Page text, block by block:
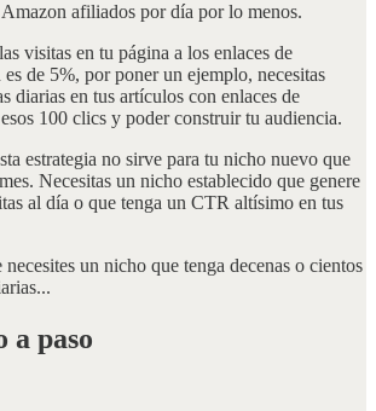
afiliados por día por lo menos.
visitas en tu página a los enlaces de
de 5%, por poner un ejemplo, necesitas
diarias en tus artículos con enlaces de
100 clics y poder construir tu audiencia.
estrategia no sirve para tu nicho nuevo que
Necesitas un nicho establecido que genere
al día o que tenga un CTR altísimo en tus
necesites un nicho que tenga decenas o cientos
a paso